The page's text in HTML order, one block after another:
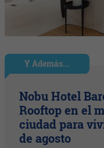
Y Además...
Nobu Hotel
Rooftop en el
ciudad para
de agosto